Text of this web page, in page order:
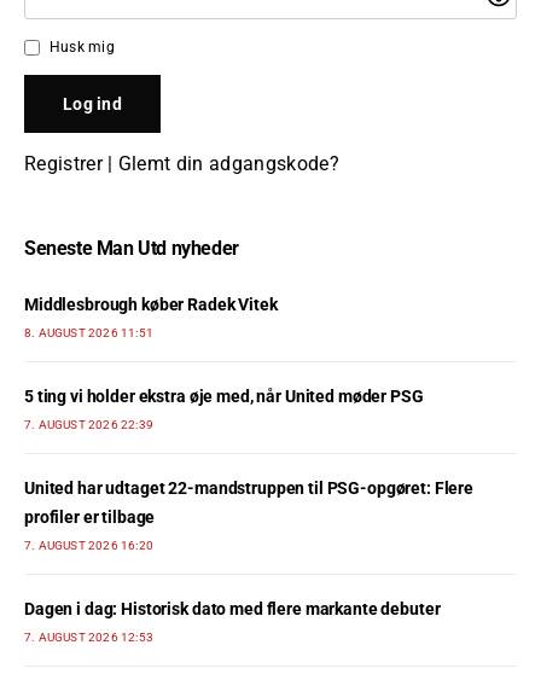
Husk mig
Registrer| Glemt din adgangskode?
Seneste Man Utd nyheder
Middlesbrough køber Radek Vitek
8. AUGUST 2026 11:51
5 ting vi holder ekstra øje med, når United møder PSG
7. AUGUST 2026 22:39
United har udtaget 22-mandstruppen til PSG-opgøret: Flere
profiler er tilbage
7. AUGUST 2026 16:20
Dagen i dag: Historisk dato med flere markante debuter
7. AUGUST 2026 12:53